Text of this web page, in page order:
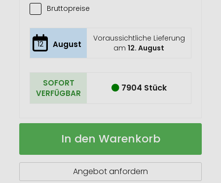
Bruttopreise
12 August
Voraussichtliche Lieferung
am12. August
SOFORT
VERFÜGBAR
7904 Stück
Flaschenöffner
Auf
In den Warenkorb
Angebot anfordern